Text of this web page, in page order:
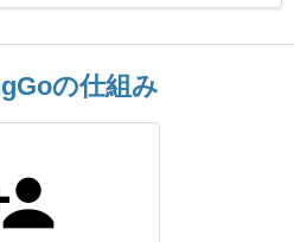
の仕組み